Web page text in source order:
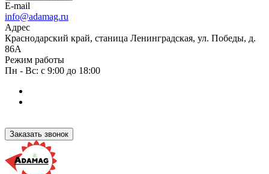
E-mail
info@adamag.ru
Адрес
Краснодарский край, станица Ленинградская, ул. Победы, д.
86А
Режим работы
Пн - Вс: с 9:00 до 18:00
Заказать звонок